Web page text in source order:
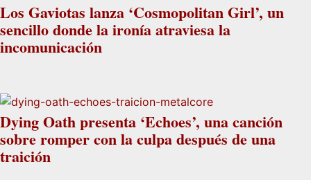
Los Gaviotas lanza ‘Cosmopolitan Girl’, un
sencillo donde la ironía atraviesa la
incomunicación
Dying Oath presenta ‘Echoes’, una canción
sobre romper con la culpa después de una
traición